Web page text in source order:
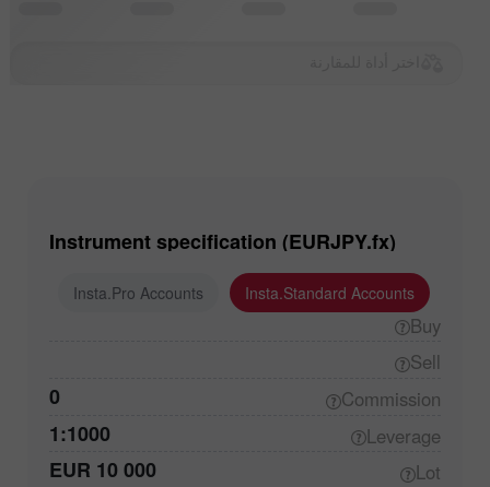
Instrument specification (EURJPY.fx)
Insta.Standard Accounts
Insta.Pro Accounts
Buy
Sell
Commission
0
Leverage
1:1000
Lot
EUR 10 000